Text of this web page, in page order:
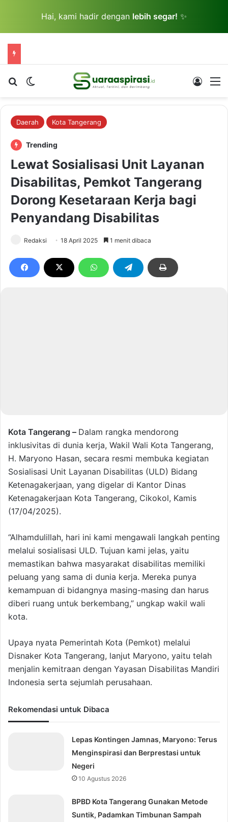
Hai, kami hadir dengan lebih segar! ✨
Cari berita...Switch skin Log In
Daerah Kota Tangerang
Trending
Lewat Sosialisasi Unit Layanan
Disabilitas, Pemkot Tangerang
Dorong Kesetaraan Kerja bagi
Penyandang Disabilitas
Redaksi 18 April 2025 1 menit dibaca
Kota Tangerang – Dalam rangka mendorong
inklusivitas di dunia kerja, Wakil Wali Kota Tangerang,
H. Maryono Hasan, secara resmi membuka kegiatan
Sosialisasi Unit Layanan Disabilitas (ULD) Bidang
Ketenagakerjaan, yang digelar di Kantor Dinas
Ketenagakerjaan Kota Tangerang, Cikokol, Kamis
(17/04/2025).
“Alhamdulillah, hari ini kami mengawali langkah penting
melalui sosialisasi ULD. Tujuan kami jelas, yaitu
memastikan bahwa masyarakat disabilitas memiliki
peluang yang sama di dunia kerja. Mereka punya
kemampuan di bidangnya masing-masing dan harus
diberi ruang untuk berkembang,” ungkap wakil wali
kota.
Upaya nyata Pemerintah Kota (Pemkot) melalui
Disnaker Kota Tangerang, lanjut Maryono, yaitu telah
menjalin kemitraan dengan Yayasan Disabilitas Mandiri
Indonesia serta sejumlah perusahaan.
Rekomendasi untuk Dibaca
Lepas Kontingen Jamnas, Maryono: Terus
Menginspirasi dan Berprestasi untuk
Negeri
10 Agustus 2026
BPBD Kota Tangerang Gunakan Metode
Suntik, Padamkan Timbunan Sampah